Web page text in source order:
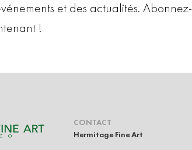
et des actualités. Abonnez-
!
CONTACT
Hermitage Fine Art